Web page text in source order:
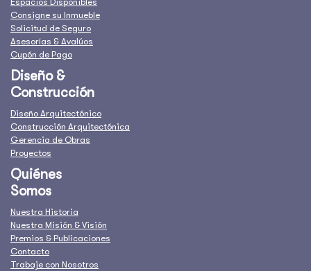
Consigne su Inmueble
Solicitud de Seguro
Asesorías & Avalúos
Cupón de Pago
Diseño &
Construcción
Diseño Arquitectónico
Construcción Arquitectónica
Gerencia de Obras
Proyectos
Quiénes
Somos
Nuestra Historia
Nuestra Misión & Visión
Premios & Publicaciones
Contacto
Trabaje con Nosotros